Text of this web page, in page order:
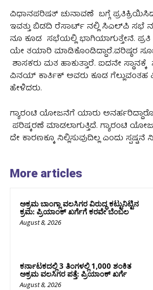
ವಿಧಾನಪರಿಷತ್ ಚುನಾವಣೆ ಬಗ್ಗೆ
ಇವತ್ತು ಬಿಡದಿ ರೆಸಾರ್ಟ್ ನಲ್ಲಿ ಸಿಎಲ್‌ಪಿ ಸಭೆ
ನೂ ಕೂಡ ಸಭೆಯಲ್ಲಿ ಭಾಗಿಯಾಗುತ್ತೇನೆ.
ಯೇ ತಯಾರಿ ಮಾಡಿಕೊಂಡಿದ್ದಾರೆ.ವರಿಷ್ಠರ
ಶಾಸಕರು ಮತ ಹಾಕುತ್ತಾರೆ. ಐದನೇ ಸ್ಥಾನಕ್ಕೆ
ವಿನಯ್‌ ಕಾರ್ತಿಕ್‌ ಅವರು ಕೂಡ ಗೆಲ್ಲುವಂತಹ
ಹೇಳಿದರು.
ಗ್ಯಾರಂಟಿ ಯೋಜನೆಗೆ ಯಾರು
ಪರಿಷ್ಕರಣೆ ಮಾಡಲಾಗುತ್ತಿದೆ. ಗ್ಯಾರಂಟಿ
ದೇ ಕಾರಣಕ್ಕೂ ನಿಲ್ಲಿಸುವುದಿಲ್ಲ ಎಂದು ಸ್ಪಷ್ಟನೆ
More articles
ಅಕ್ರಮ ಬಾಂಗ್ಲಾ ವಲಸಿಗರ ವಿರುದ್ಧ ಕಟ್ಟುನಿಟ್ಟಿನ
ಕ್ರಮ: ಪ್ರಿಯಾಂಕ್ ಖರ್ಗೆಗೆ ಕರವೇ ಬೆಂಬಲ
August 8, 2026
ಕರ್ನಾಟಕದಲ್ಲಿ 3 ತಿಂಗಳಲ್ಲಿ 1,000 ಶಂಕಿತ
ಅಕ್ರಮ ವಲಸಿಗರ ಪತ್ತೆ: ಪ್ರಿಯಾಂಕ್‌ ಖರ್ಗೆ
August 8, 2026